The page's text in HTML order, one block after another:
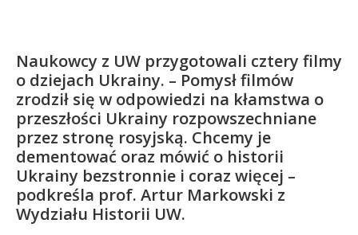
Absolwent
Naukowcy z UW przygotowali cztery filmy
o dziejach Ukrainy. – Pomysł filmów
zrodził się w odpowiedzi na kłamstwa o
przeszłości Ukrainy rozpowszechniane
przez stronę rosyjską. Chcemy je
dementować oraz mówić o historii
Ukrainy bezstronnie i coraz więcej –
podkreśla prof. Artur Markowski z
Wydziału Historii UW.